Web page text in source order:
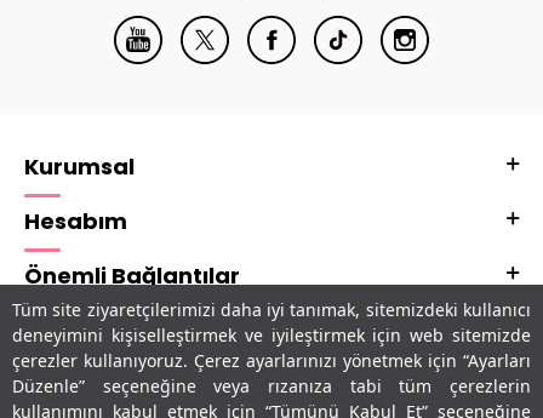
Tüm site ziyaretçilerimizi daha iyi tanımak, sitemizdeki kullanıcı
deneyimini kişiselleştirmek ve iyileştirmek için web sitemizde
çerezler kullanıyoruz. Çerez ayarlarınızı yönetmek için “Ayarları
Düzenle” seçeneğine veya rızanıza tabi tüm çerezlerin
kullanımını kabul etmek için “Tümünü Kabul Et” seçeneğine
Kurumsal
Hesabım
Önemli Bağlantılar
Adres & İletişim
Uygulamalarımız